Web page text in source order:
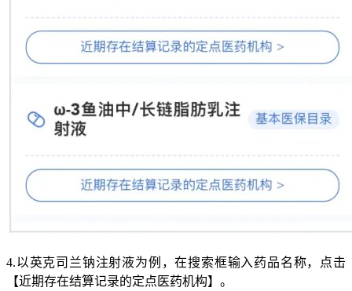
4.以英克司兰钠注射液为例，在搜索框输入药品名称，点击
【近期存在结算记录的定点医药机构】。